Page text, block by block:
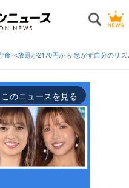
食べ放題が2170円から 急がず自分のリ
このニュースを見る